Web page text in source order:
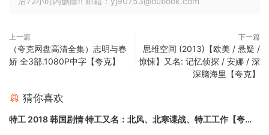
上一篇
（夸克网盘高清全集）志明与春
娇 全3部.1080P中字【夸克】
下一篇
思维空间 (2013)【欧美 / 悬疑 /
惊悚】又名: 记忆侦探 / 安娜 / 深
深脑海里【夸克】
猜你喜欢
特工 2018 韩国剧情 特工又名：北风、北寒谍战、特工工作【夸